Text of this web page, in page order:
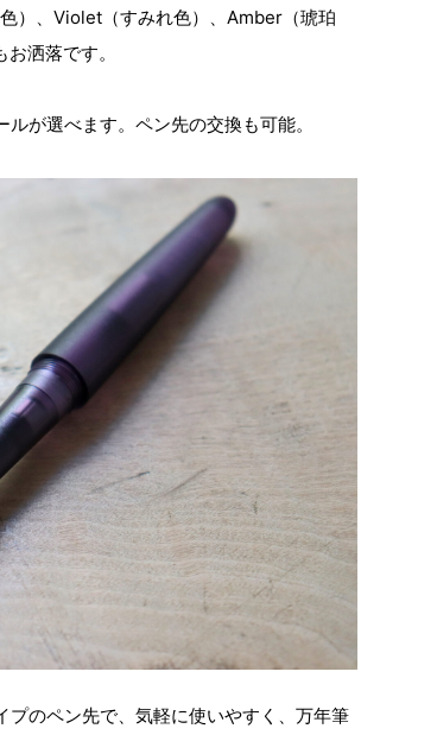
）、Violet（すみれ色）、Amber（琥珀
洒落です。
が選べます。ペン先の交換も可能。
のペン先で、気軽に使いやすく、万年筆